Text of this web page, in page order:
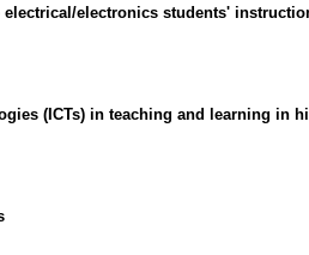
electronics students'
(ICTs) in teaching and learning in